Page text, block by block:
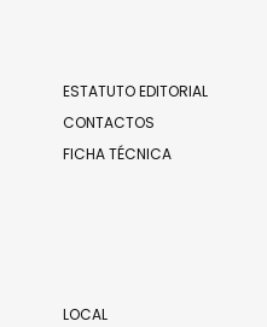
ESTATUTO EDITORIAL
CONTACTOS
FICHA TÉCNICA
LOCAL